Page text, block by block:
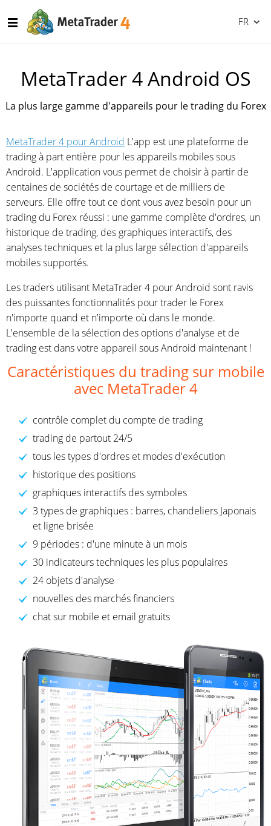
FR
MetaTrader 4 Android OS
La plus large gamme d'appareils pour le trading du Forex
MetaTrader 4 pour Android L'app est une plateforme de
trading à part entière pour les appareils mobiles sous
Android. L'application vous permet de choisir à partir de
centaines de sociétés de courtage et de milliers de
serveurs. Elle offre tout ce dont vous avez besoin pour un
trading du Forex réussi : une gamme complète d'ordres, un
historique de trading, des graphiques interactifs, des
analyses techniques et la plus large sélection d'appareils
mobiles supportés.
Les traders utilisant MetaTrader 4 pour Android sont ravis
des puissantes fonctionnalités pour trader le Forex
n'importe quand et n'importe où dans le monde.
L'ensemble de la sélection des options d'analyse et de
trading est dans votre appareil sous Android maintenant !
Caractéristiques du trading sur mobile
avec MetaTrader 4
contrôle complet du compte de trading
trading de partout 24/5
tous les types d'ordres et modes d'exécution
historique des positions
graphiques interactifs des symboles
3 types de graphiques : barres, chandeliers Japonais
et ligne brisée
9 périodes : d'une minute à un mois
30 indicateurs techniques les plus populaires
24 objets d'analyse
nouvelles des marchés financiers
chat sur mobile et email gratuits